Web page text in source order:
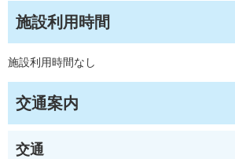
施設利用時間
施設利用時間なし
交通案内
交通